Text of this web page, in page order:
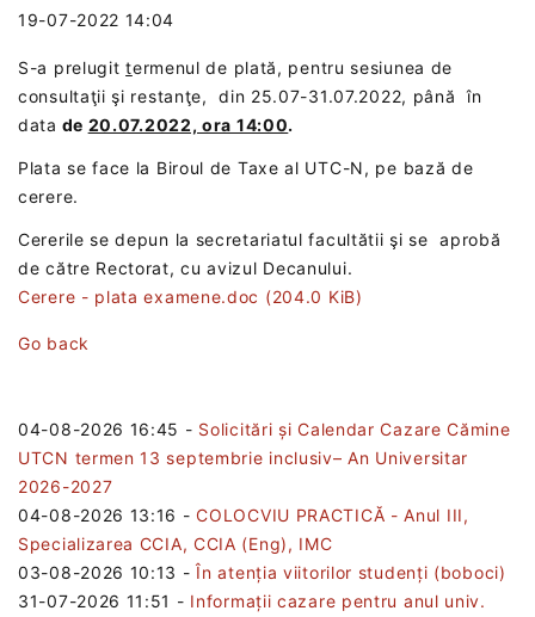
19-07-2022 14:04
S-a prelugittermenul de plată, pentru sesiunea de
consultaţii şi restanţe, din 25.07-31.07.2022, până în
data de 20.07.2022, ora 14:00.
Plata se face la Biroul de Taxe al UTC-N, pe bază de
cerere.
Cererile se depun la secretariatul facultătii şi se aprobă
de către Rectorat, cu avizul Decanului.
Cerere - plata examene.doc (204.0 KiB)
Go back
04-08-2026 16:45 - Solicitări și Calendar Cazare Cămine
UTCN termen 13 septembrie inclusiv– An Universitar
2026-2027
04-08-2026 13:16 -COLOCVIU PRACTICĂ - Anul III,
Specializarea CCIA, CCIA (Eng), IMC
03-08-2026 10:13 -În atenția viitorilor studenți (boboci)
31-07-2026 11:51 - Informații cazare pentru anul univ.